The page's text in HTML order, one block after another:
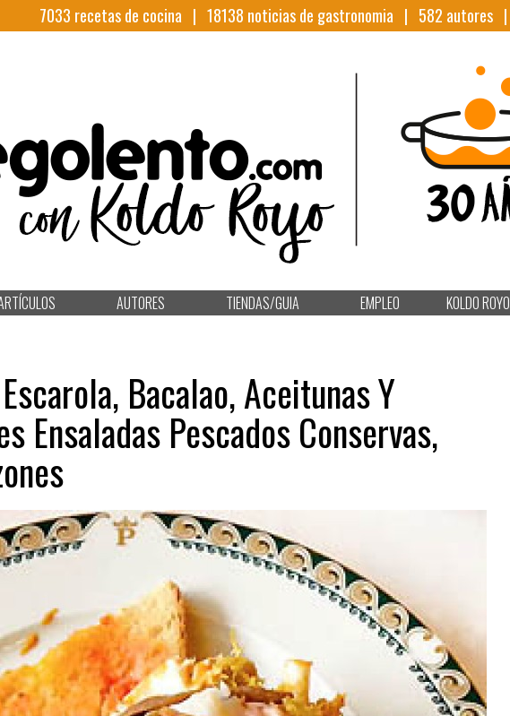
7033 recetas de cocina | 18138 noticias de gastronomia | 582 autores |
AUTORES TIENDAS/GUIA EMPLEO KOLDO ROYO
Bacalao, Aceitunas Y
Ensaladas Pescados Conservas,